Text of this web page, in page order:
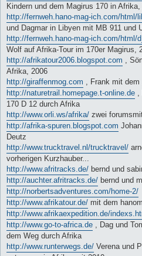
Kindern und dem Magirus 170 in Afrika,
http://fernweh.hano-mag-ich.com/html/
und Dagmar in Libyen mit MB 911 und
http://fernweh.hano-mag-ich.com/html/
Wolf auf Afrika-Tour im 170er Magirus,
http://afrikatour2006.blogspot.com ,
Afrika, 2006
http://giraffenmog.com , Frank mit dem
http://naturetrail.homepage.t-online.de
170 D 12 durch Afrika
http://www.orli.ws/afrika/ zwei
http://afrika-spuren.blogspot.com
Deutz
http://www.trucktravel.nl/trucktravel/
vorherigen Kurzhauber...
http://www.afritracks.de/ bernd und
http://auchter.afritracks.de/ bernd und
http://norbertsadventures.com/home-2/
http://www.afrikatour.de/ mit dem
http://www.afrikaexpedition.de/
http://www.go-to-africa.de , Dag und
dem Weg durch Afrika
http://www.runterwegs.de/ Verena und